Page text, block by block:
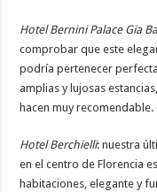
Hotel Bernini Palace Gia
comprobar que este
podría pertenecer
amplias y lujosas
hacen muy recomendable.
Hotel Berchielli: nuestra
en el centro de Florencia
habitaciones, elegante y